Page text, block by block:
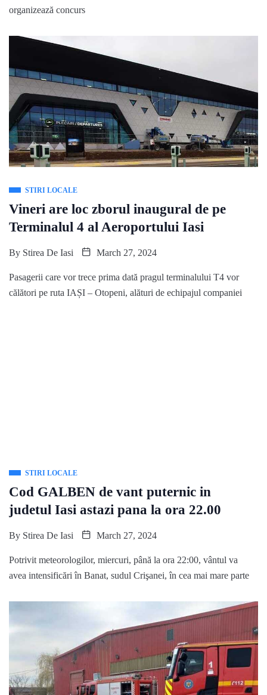
organizează concurs
STIRI LOCALE
Vineri are loc zborul inaugural de pe
Terminalul 4 al Aeroportului Iasi
By Stirea De Iasi March 27, 2024
Pasagerii care vor trece prima dată pragul terminalului T4 vor
călători pe ruta IAȘI – Otopeni, alături de echipajul companiei
STIRI LOCALE
Cod GALBEN de vant puternic in
judetul Iasi astazi pana la ora 22.00
By Stirea De Iasi March 27, 2024
Potrivit meteorologilor, miercuri, până la ora 22:00, vântul va
avea intensificări în Banat, sudul Crişanei, în cea mai mare parte